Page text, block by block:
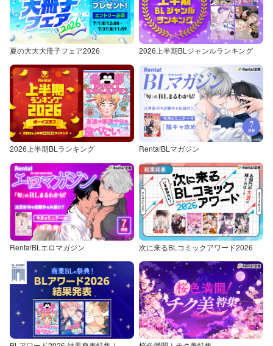
夏の大大大冊子フェア2026 2026上半期BLジャンルランキング
2026上半期BLランキング Renta!BLマガジン
Renta!BLエロマガジン 次に来るBLコミックアワード2026